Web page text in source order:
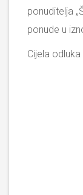
ponuditelja
ponude u
Cijela